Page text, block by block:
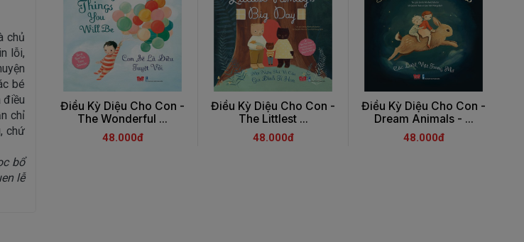
chủ
lỗi,
bé
điều
chỉ
chứ
bổ
lễ
Điều Kỳ Diệu Cho Con -
The Wonderful ...
48.000đ
Điều Kỳ Diệu Cho Con -
The Littlest ...
48.000đ
Điều Kỳ Diệu Cho Con -
Dream Animals - ...
48.000đ